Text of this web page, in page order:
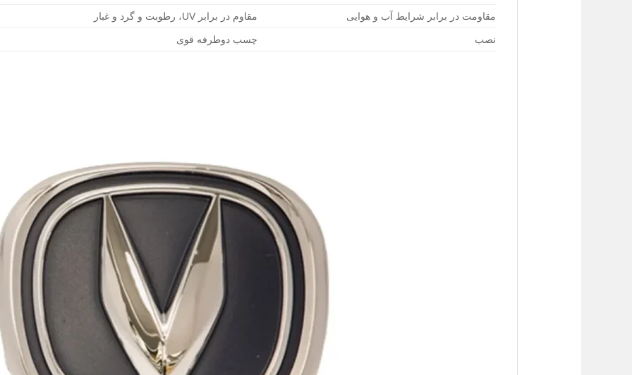
مقاومت در برابر شرایط آب و هوایی مقاوم در برابر UV، رطوبت و گرد و غبار
نصب چسب دوطرفه قوی